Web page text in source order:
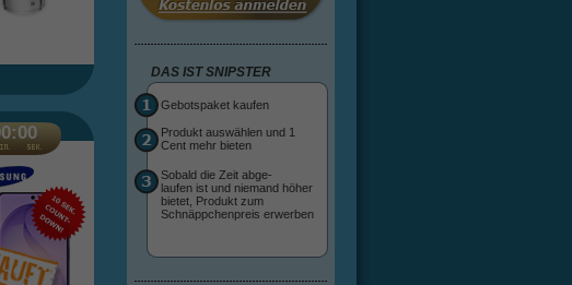
DAS IST SNIPSTER
Gebotspaket kaufen
Produkt auswählen und 1
Cent mehr bieten
Sobald die Zeit abge-
laufen ist und niemand höher
bietet, Produkt zum
Schnäppchenpreis erwerben